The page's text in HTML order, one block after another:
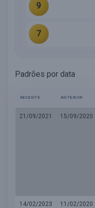
9
7
Padrões por data
RECENTE ANTERIOR
21/09/2021 15/09/2020
14/02/2023 11/02/2020